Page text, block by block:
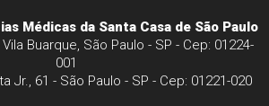
Médicas da Santa Casa de São Paulo
Buarque, São Paulo - SP - Cep: 01224-
001
Jr., 61 - São Paulo - SP - Cep: 01221-020